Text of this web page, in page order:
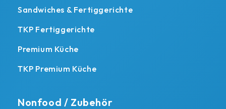
Sandwiches & Fertiggerichte
TKP Fertiggerichte
Premium Küche
TKP Premium Küche
Nonfood / Zubehör